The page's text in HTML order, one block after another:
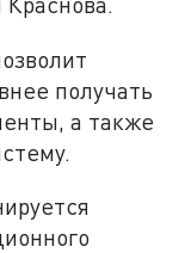
получать
а также